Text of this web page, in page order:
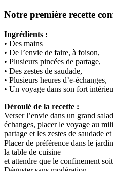
Notre première recette
Ingrédients :
• Des mains
• De l’envie de faire, à foison,
• Plusieurs pincées de partage,
• Des zestes de saudade,
• Plusieurs heures d’e-échanges,
• Un voyage dans son fort
Déroulé de la recette :
Verser l’envie dans un grand
échanges, placer le voyage au
partage et les zestes de saudade
Placer de préférence dans le
la table de cuisine
et attendre que le confinement